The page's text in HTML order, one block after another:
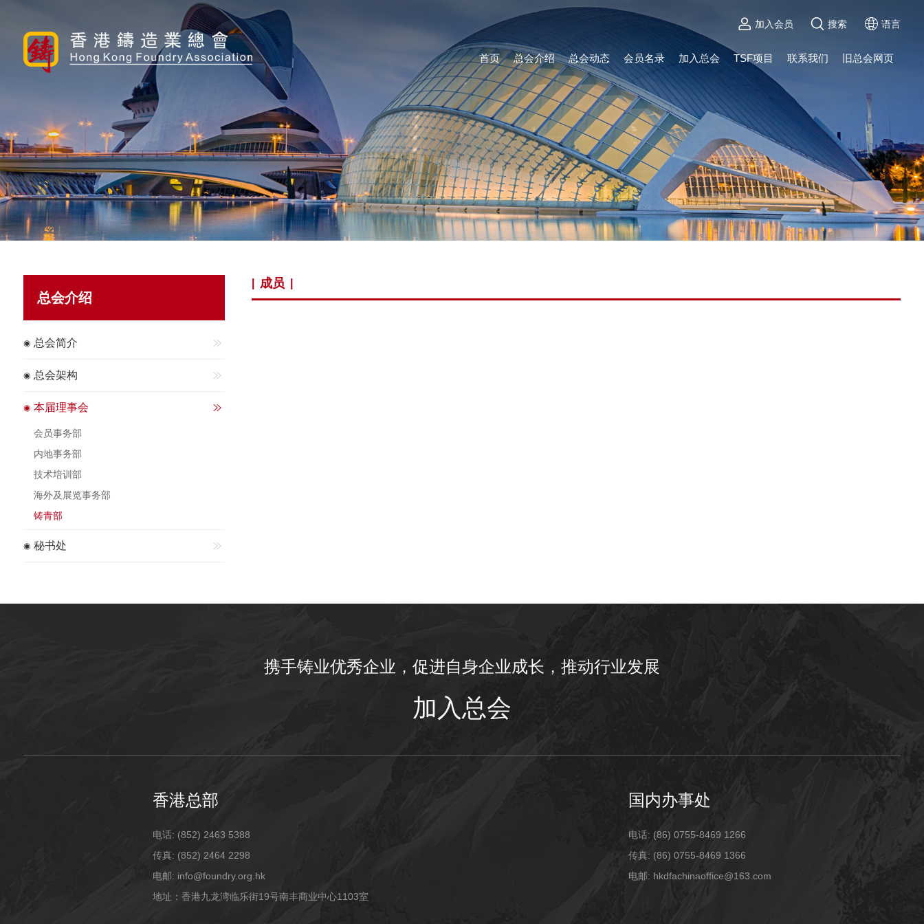
加入会员 搜索 语言
首页 总会介绍 总会动态 会员名录 加入总会 TSF项目 联系我们 旧总会网页
总会介绍
总会简介
总会架构
本届理事会
会员事务部
内地事务部
技术培训部
海外及展览事务部
铸青部
秘书处
成员
携手铸业优秀企业，促进自身企业成长，推动行业发展
加入总会
香港总部
电话: (852) 2463 5388
传真: (852) 2464 2298
电邮: info@foundry.org.hk
地址：香港九龙湾临乐街19号南丰商业中心1103室
国内办事处
电话: (86) 0755-8469 1266
传真: (86) 0755-8469 1366
电邮: hkdfachinaoffice@163.com